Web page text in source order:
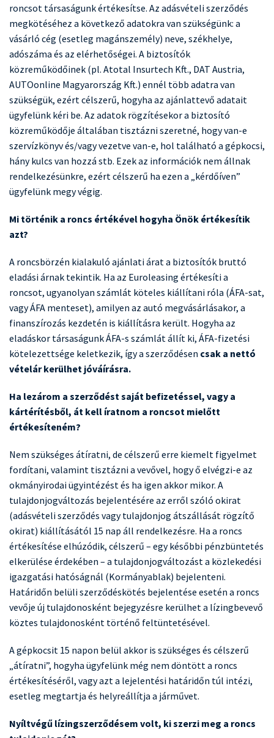
roncsot társaságunk értékesítse. Az adásvételi szerződés
megkötéséhez a következő adatokra van szükségünk: a
vásárló cég (esetleg magánszemély) neve, székhelye,
adószáma és az elérhetőségei. A biztosítók
közreműködőinek (pl. Atotal Insurtech Kft., DAT Austria,
AUTOonline Magyarország Kft.) ennél több adatra van
szükségük, ezért célszerű, hogyha az ajánlattevő adatait
ügyfelünk kéri be. Az adatok rögzítésekor a biztosító
közreműködője általában tisztázni szeretné, hogy van-e
szervízkönyv és/vagy vezetve van-e, hol található a gépkocsi,
hány kulcs van hozzá stb. Ezek az információk nem állnak
rendelkezésünkre, ezért célszerű ha ezen a „kérdőíven”
ügyfelünk megy végig.
Mi történik a roncs értékével hogyha Önök értékesítik
azt?
A roncsbörzén kialakuló ajánlati árat a biztosítók bruttó
eladási árnak tekintik. Ha az Euroleasing értékesíti a
roncsot, ugyanolyan számlát köteles kiállítani róla (ÁFA-sat,
vagy ÁFA menteset), amilyen az autó megvásárlásakor, a
finanszírozás kezdetén is kiállításra került. Hogyha az
eladáskor társaságunk ÁFA-s számlát állít ki, ÁFA-fizetési
kötelezettsége keletkezik, így a szerződésen csak a nettó
vételár kerülhet jóváírásra.
Ha lezárom a szerződést saját befizetéssel, vagy a
kártérítésből, át kell íratnom a roncsot mielőtt
értékesíteném?
Nem szükséges átíratni, de célszerű erre kiemelt figyelmet
fordítani, valamint tisztázni a vevővel, hogy ő elvégzi-e az
okmányirodai ügyintézést és ha igen akkor mikor. A
tulajdonjogváltozás bejelentésére az erről szóló okirat
(adásvételi szerződés vagy tulajdonjog átszállását rögzítő
okirat) kiállításától 15 nap áll rendelkezésre. Ha a roncs
értékesítése elhúzódik, célszerű – egy későbbi pénzbüntetés
elkerülése érdekében – a tulajdonjogváltozást a közlekedési
igazgatási hatóságnál (Kormányablak) bejelenteni.
Határidőn belüli szerződéskötés bejelentése esetén a roncs
vevője új tulajdonosként bejegyzésre kerülhet a lízingbevevő
köztes tulajdonosként történő feltüntetésével.
A gépkocsit 15 napon belül akkor is szükséges és célszerű
„átíratni”, hogyha ügyfelünk még nem döntött a roncs
értékesítéséről, vagy azt a lejelentési határidőn túl intézi,
esetleg megtartja és helyreállítja a járművet.
Nyíltvégű lízingszerződésem volt, ki szerzi meg a roncs